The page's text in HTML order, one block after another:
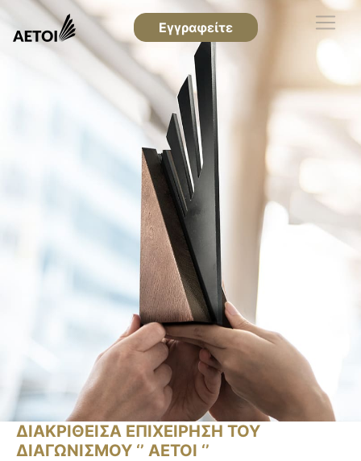
Εγγραφείτε
ΔΙΑΚΡΙΘΕΙΣΑ ΕΠΙΧΕΙΡΗΣΗ ΤΟΥ
ΔΙΑΓΩΝΙΣΜΟΥ ‘’ ΑΕΤΟΙ ‘’